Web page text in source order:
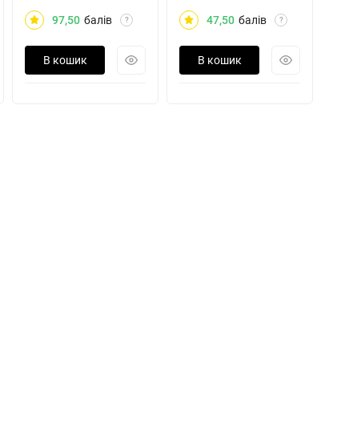
97,50 балів ?
В кошик
47,50 балів ?
В кошик